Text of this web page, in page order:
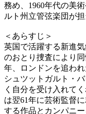
務め、1960年代の美
ルト州立管弦楽団が担
＜あらすじ＞
英国で活躍する新進
のおとり捜査により
年、ロンドンを追わ
シュツットガルト・
く自分を受け入れて
は翌61年に芸術監督
する作品とカンパニ